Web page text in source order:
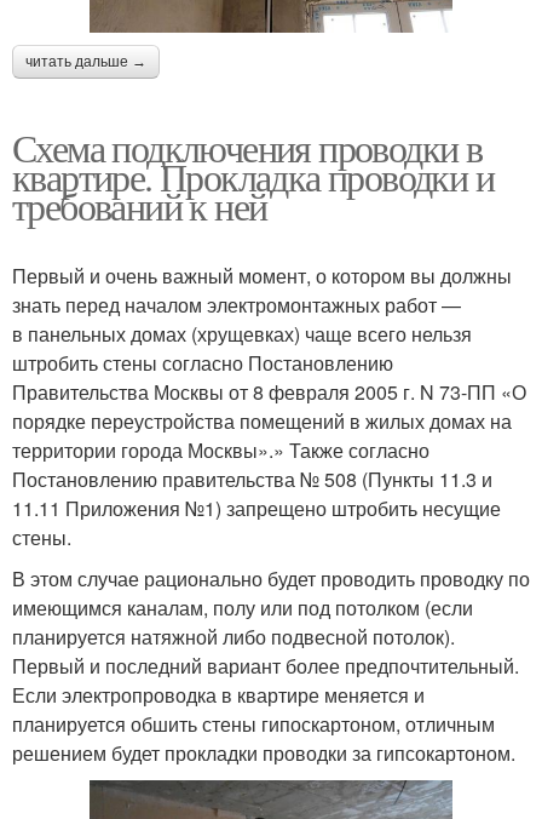
читать дальше →
Схема подключения проводки в
квартире. Прокладка проводки и
требований к ней
Первый и очень важный момент, о котором вы должны
знать перед началом электромонтажных работ —
в панельных домах (хрущевках) чаще всего нельзя
штробить стены согласно Постановлению
Правительства Москвы от 8 февраля 2005 г. N 73-ПП «О
порядке переустройства помещений в жилых домах на
территории города Москвы».» Также согласно
Постановлению правительства № 508 (Пункты 11.3 и
11.11 Приложения №1) запрещено штробить несущие
стены.
В этом случае рационально будет проводить проводку по
имеющимся каналам, полу или под потолком (если
планируется натяжной либо подвесной потолок).
Первый и последний вариант более предпочтительный.
Если электропроводка в квартире меняется и
планируется обшить стены гипоскартоном, отличным
решением будет прокладки проводки за гипсокартоном.